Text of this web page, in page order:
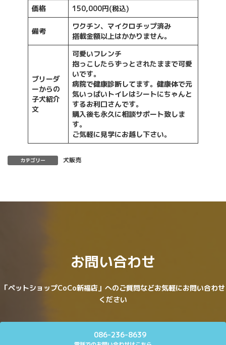
価格 150,000円(税込)
備考
ワクチン、マイクロチップ済み
搭載金額以上はかかりません。
ブリーダ
ーからの
子犬紹介
文
可愛いフレンチ
抱っこしたらずっとされたままで可愛
いです。
病院で健康診断してます。健康体で元
気いっぱいトイレはシートにちゃんと
するお利口さんです。
購入後も永久に相談サポート致しま
す。
ご気軽に見学にお越し下さい。
カテゴリー 犬販売
お問い合わせ
「ペットショップCoCo新福店」へのご質問などお気軽にお問い合わせ
ください
086-236-8639